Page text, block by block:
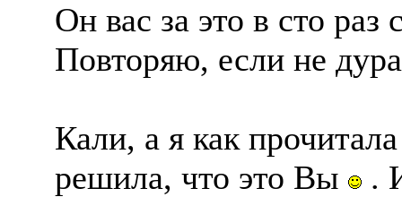
Он вас за это в сто раз
Повторяю, если не
Кали, а я как
решила, что это Вы
.